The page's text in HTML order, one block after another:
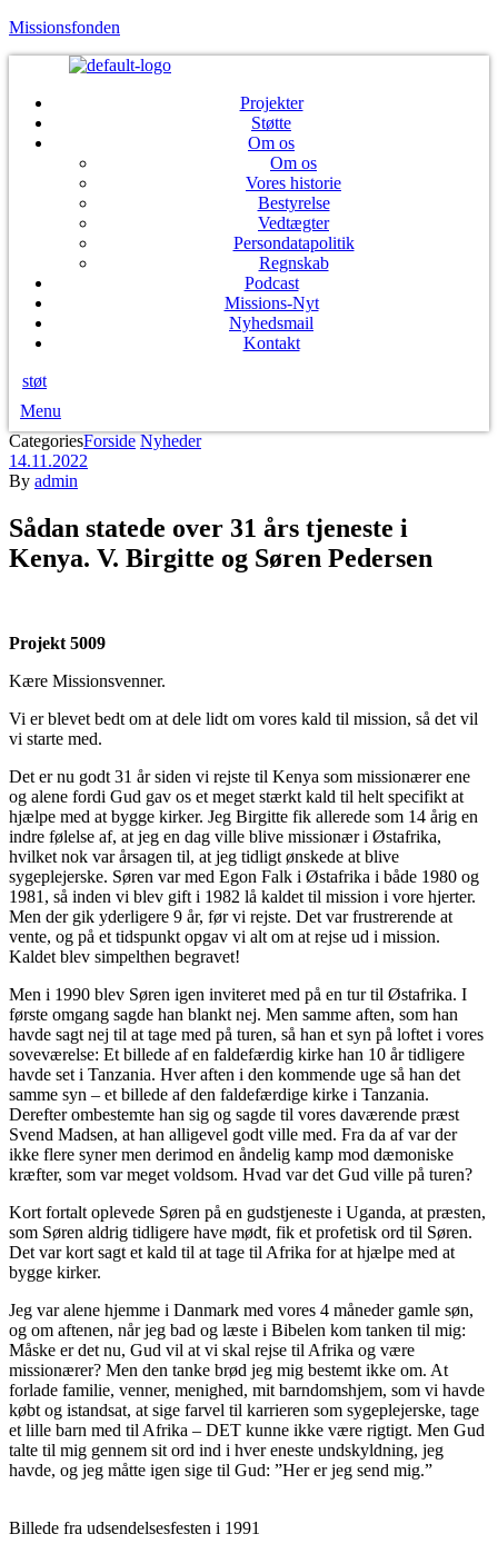
Missionsfonden
Projekter
Støtte
Om os
Om os
Vores historie
Bestyrelse
Vedtægter
Persondatapolitik
Regnskab
Podcast
Missions-Nyt
Nyhedsmail
Kontakt
støt
Menu
CategoriesForside Nyheder
14.11.2022
By admin
Sådan statede over 31 års tjeneste i
Kenya. V. Birgitte og Søren Pedersen
Projekt 5009
Kære Missionsvenner.
Vi er blevet bedt om at dele lidt om vores kald til mission, så det vil
vi starte med.
Det er nu godt 31 år siden vi rejste til Kenya som missionærer ene
og alene fordi Gud gav os et meget stærkt kald til helt specifikt at
hjælpe med at bygge kirker. Jeg Birgitte fik allerede som 14 årig en
indre følelse af, at jeg en dag ville blive missionær i Østafrika,
hvilket nok var årsagen til, at jeg tidligt ønskede at blive
sygeplejerske. Søren var med Egon Falk i Østafrika i både 1980 og
1981, så inden vi blev gift i 1982 lå kaldet til mission i vore hjerter.
Men der gik yderligere 9 år, før vi rejste. Det var frustrerende at
vente, og på et tidspunkt opgav vi alt om at rejse ud i mission.
Kaldet blev simpelthen begravet!
Men i 1990 blev Søren igen inviteret med på en tur til Østafrika. I
første omgang sagde han blankt nej. Men samme aften, som han
havde sagt nej til at tage med på turen, så han et syn på loftet i vores
soveværelse: Et billede af en faldefærdig kirke han 10 år tidligere
havde set i Tanzania. Hver aften i den kommende uge så han det
samme syn – et billede af den faldefærdige kirke i Tanzania.
Derefter ombestemte han sig og sagde til vores daværende præst
Svend Madsen, at han alligevel godt ville med. Fra da af var der
ikke flere syner men derimod en åndelig kamp mod dæmoniske
kræfter, som var meget voldsom. Hvad var det Gud ville på turen?
Kort fortalt oplevede Søren på en gudstjeneste i Uganda, at præsten,
som Søren aldrig tidligere have mødt, fik et profetisk ord til Søren.
Det var kort sagt et kald til at tage til Afrika for at hjælpe med at
bygge kirker.
Jeg var alene hjemme i Danmark med vores 4 måneder gamle søn,
og om aftenen, når jeg bad og læste i Bibelen kom tanken til mig:
Måske er det nu, Gud vil at vi skal rejse til Afrika og være
missionærer? Men den tanke brød jeg mig bestemt ikke om. At
forlade familie, venner, menighed, mit barndomshjem, som vi havde
købt og istandsat, at sige farvel til karrieren som sygeplejerske, tage
et lille barn med til Afrika – DET kunne ikke være rigtigt. Men Gud
talte til mig gennem sit ord ind i hver eneste undskyldning, jeg
havde, og jeg måtte igen sige til Gud: ”Her er jeg send mig.”
Billede fra udsendelsesfesten i 1991